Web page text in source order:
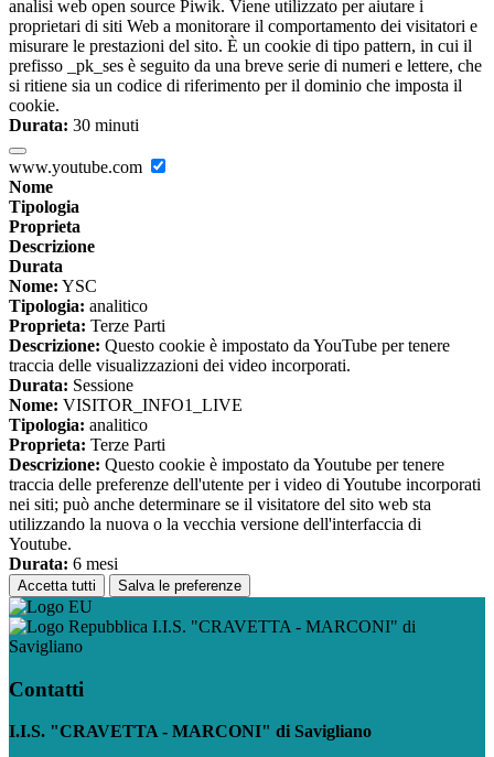
analisi web open source Piwik. Viene utilizzato per aiutare i
proprietari di siti Web a monitorare il comportamento dei visitatori e
misurare le prestazioni del sito. È un cookie di tipo pattern, in cui il
prefisso _pk_ses è seguito da una breve serie di numeri e lettere, che
si ritiene sia un codice di riferimento per il dominio che imposta il
cookie.
Durata: 30 minuti
www.youtube.com
Nome
Tipologia
Proprieta
Descrizione
Durata
Nome: YSC
Tipologia: analitico
Proprieta: Terze Parti
Descrizione: Questo cookie è impostato da YouTube per tenere
traccia delle visualizzazioni dei video incorporati.
Durata: Sessione
Nome: VISITOR_INFO1_LIVE
Tipologia: analitico
Proprieta: Terze Parti
Descrizione: Questo cookie è impostato da Youtube per tenere
traccia delle preferenze dell'utente per i video di Youtube incorporati
nei siti; può anche determinare se il visitatore del sito web sta
utilizzando la nuova o la vecchia versione dell'interfaccia di
Youtube.
Durata: 6 mesi
Accetta tutti Salva le preferenze
I.I.S. "CRAVETTA - MARCONI" di
Savigliano
Contatti
I.I.S. "CRAVETTA - MARCONI" di Savigliano